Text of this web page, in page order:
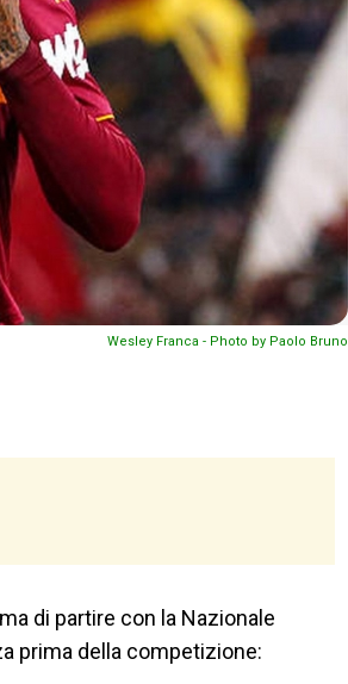
Wesley Franca - Photo by Paolo Bruno
di partire con la Nazionale
prima della competizione: